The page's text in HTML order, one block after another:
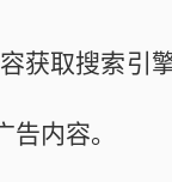
获取搜索引
内容。